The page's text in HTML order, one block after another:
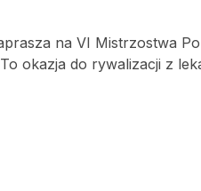
na VI Mistrzostwa
okazja do rywalizacji z